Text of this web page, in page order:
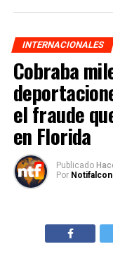
INTERNACIONALES
Cobraba
el fraude
en Florida
Publicado
Por Notifalcon